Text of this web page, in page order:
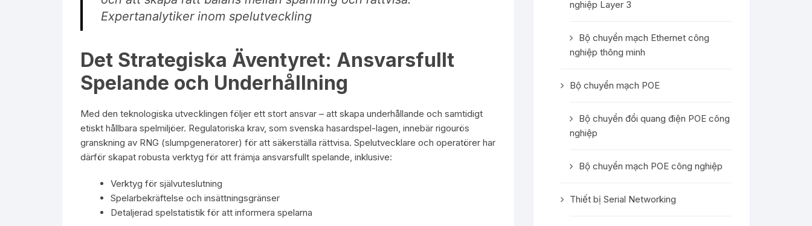
Expertanalytiker inom spelutveckling
Det Strategiska Äventyret: Ansvarsfullt
Spelande och Underhållning
Med den teknologiska utvecklingen följer ett stort ansvar – att skapa underhållande och samtidigt
etiskt hållbara spelmiljöer. Regulatoriska krav, som svenska hasardspel-lagen, innebär rigourös
granskning av RNG (slumpgeneratorer) för att säkerställa rättvisa. Spelutvecklare och operatörer har
därför skapat robusta verktyg för att främja ansvarsfullt spelande, inklusive:
Verktyg för självuteslutning
Spelarbekräftelse och insättningsgränser
Detaljerad spelstatistik för att informera spelarna
nghiệp Layer 3
Bộ chuyển mạch Ethernet công
nghiệp thông minh
Bộ chuyển mạch POE
Bộ chuyển đổi quang điện POE công
nghiệp
Bộ chuyển mạch POE công nghiệp
Thiết bị Serial Networking